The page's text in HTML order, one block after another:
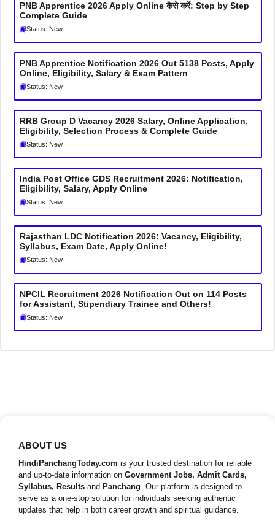
PNB Apprentice 2026 Apply Online कैसे करें: Step by Step
Complete Guide
Status: New
PNB Apprentice Notification 2026 Out 5138 Posts, Apply
Online, Eligibility, Salary & Exam Pattern
Status: New
RRB Group D Vacancy 2026 Salary, Online Application,
Eligibility, Selection Process & Complete Guide
Status: New
India Post Office GDS Recruitment 2026: Notification,
Eligibility, Salary, Apply Online
Status: New
Rajasthan LDC Notification 2026: Vacancy, Eligibility,
Syllabus, Exam Date, Apply Online!
Status: New
NPCIL Recruitment 2026 Notification Out on 114 Posts
for Assistant, Stipendiary Trainee and Others!
Status: New
ABOUT US
HindiPanchangToday.com is your trusted destination for reliable
and up-to-date information on Government Jobs, Admit Cards,
Syllabus, Results and Panchang . Our platform is designed to
serve as a one-stop solution for individuals seeking authentic
updates that help in both career growth and spiritual guidance.